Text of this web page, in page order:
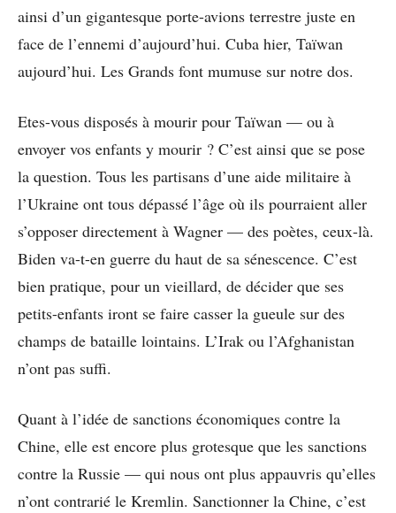
ainsi d’un gigantesque porte-avions terrestre juste en
face de l’ennemi d’aujourd’hui. Cuba hier, Taïwan
aujourd’hui. Les Grands font mumuse sur notre dos.
Etes-vous disposés à mourir pour Taïwan — ou à
envoyer vos enfants y mourir ? C’est ainsi que se pose
la question. Tous les partisans d’une aide militaire à
l’Ukraine ont tous dépassé l’âge où ils pourraient aller
s’opposer directement à Wagner — des poètes, ceux-là.
Biden va-t-en guerre du haut de sa sénescence. C’est
bien pratique, pour un vieillard, de décider que ses
petits-enfants iront se faire casser la gueule sur des
champs de bataille lointains. L’Irak ou l’Afghanistan
n’ont pas suffi.
Quant à l’idée de sanctions économiques contre la
Chine, elle est encore plus grotesque que les sanctions
contre la Russie — qui nous ont plus appauvris qu’elles
n’ont contrarié le Kremlin. Sanctionner la Chine, c’est